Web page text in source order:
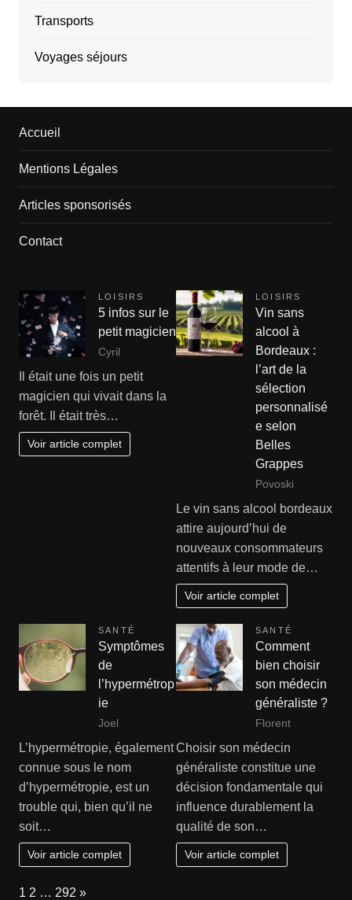
Transports
Voyages séjours
Accueil
Mentions Légales
Articles sponsorisés
Contact
LOISIRS
5 infos sur le
petit magicien
Cyril
Il était une fois un petit
magicien qui vivait dans la
forêt. Il était très…
Voir article complet
LOISIRS
Vin sans
alcool à
Bordeaux :
l’art de la
sélection
personnalisé
e selon
Belles
Grappes
Povoski
Le vin sans alcool bordeaux
attire aujourd’hui de
nouveaux consommateurs
attentifs à leur mode de…
Voir article complet
SANTÉ
Symptômes
de
l’hypermétrop
ie
Joel
L’hypermétropie, également
connue sous le nom
d’hypermétropie, est un
trouble qui, bien qu’il ne
soit…
Voir article complet
SANTÉ
Comment
bien choisir
son médecin
généraliste ?
Florent
Choisir son médecin
généraliste constitue une
décision fondamentale qui
influence durablement la
qualité de son…
Voir article complet
Page:
1 2 … 292 Next
»